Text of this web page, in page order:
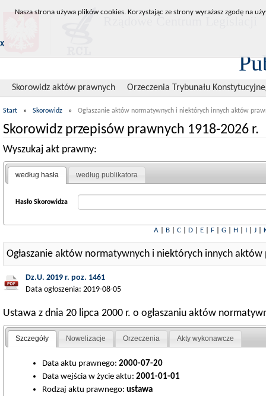
Skorowidz aktów prawnych Orzeczenia Trybunału
Start » Skorowidz » Ogłaszanie aktów normatywnych i niektórych innych aktów
Skorowidz przepisów prawnych 1918-2026 r.
Wyszukaj akt prawny:
według hasła według publikatora
Hasło Skorowidza
A| B| C| D| E| F| G| H| I| J|
Ogłaszanie aktów normatywnych i niektórych innych aktów
Dz.U. 2019 r. poz. 1461
Data ogłoszenia: 2019-08-05
Ustawa z dnia 20 lipca 2000 r. o ogłaszaniu aktów
Szczegóły Nowelizacje Orzeczenia Akty wykonawcze
Data aktu prawnego: 2000-07-20
Data wejścia w życie aktu: 2001-01-01
Rodzaj aktu prawnego: ustawa
Nasza strona używa plików cookies. Korzystając ze strony wyrażasz zgodę na
X